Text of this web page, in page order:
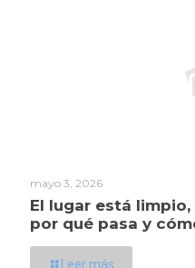
mayo 3, 2026
El lugar está
por qué pasa y
Leer más